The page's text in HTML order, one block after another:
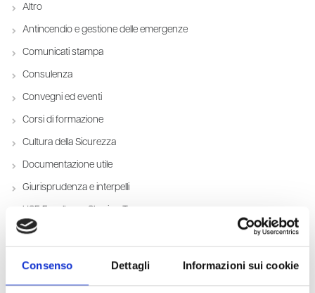
Consenso Dettagli Informazioni sui cookie
Altro
Antincendio e gestione delle emergenze
Comunicati stampa
Consulenza
Convegni ed eventi
Corsi di formazione
Cultura della Sicurezza
Documentazione utile
Giurisprudenza e interpelli
HSE Excellence Sharing Team
Informazioni su bandi, finanziamenti e incentivi